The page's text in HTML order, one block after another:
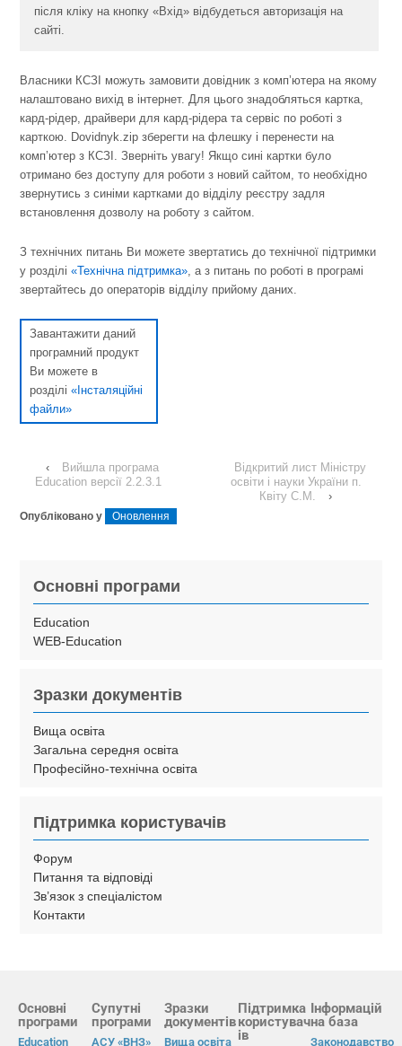
після кліку на кнопку «Вхід» відбудеться авторизація на
сайті.
Власники КСЗІ можуть замовити довідник з комп’ютера на якому
налаштовано вихід в інтернет. Для цього знадобляться картка,
кард-рідер, драйвери для кард-рідера та сервіс по роботі з
карткою. Dovidnyk.zip зберегти на флешку і перенести на
комп’ютер з КСЗІ. Зверніть увагу! Якщо сині картки було
отримано без доступу для роботи з новий сайтом, то необхідно
звернутись з синіми картками до відділу реєстру задля
встановлення дозволу на роботу з сайтом.
З технічних питань Ви можете звертатись до технічної підтримки
у розділі«Технічна підтримка» , а з питань по роботі в програмі
звертайтесь до операторів відділу прийому даних.
Завантажити даний
програмний продукт
Ви можете в
розділі«Інсталяційні
файли»
‹
Вийшла програма
Education версії 2.2.3.1
Відкритий лист Міністру
освіти і науки України п.
Квіту С.М.
›
Опубліковано у Оновлення
Основні програми
Education
WEB-Education
Зразки документів
Вища освіта
Загальна середня освіта
Професійно-технічна освіта
Підтримка користувачів
Форум
Питання та відповіді
Зв’язок з спеціалістом
Контакти
Основні
програми
Education
Супутні
програми
АСУ «ВНЗ»
Зразки
документів
Вища освіта
Підтримка
користувач
ів
Інформацій
на база
Законодавство